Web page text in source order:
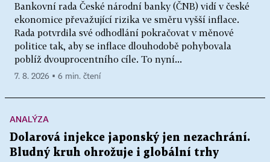
Bankovní rada České národní banky (ČNB) vidí v české
ekonomice převažující rizika ve směru vyšší inflace.
Rada potvrdila své odhodlání pokračovat v měnové
politice tak, aby se inflace dlouhodobě pohybovala
poblíž dvouprocentního cíle. To nyní...
7. 8. 2026 ▪ 6 min. čtení
ANALÝZA
Dolarová injekce japonský jen nezachrání.
Bludný kruh ohrožuje i globální trhy